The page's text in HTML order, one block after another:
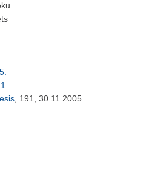
, 191, 30.11.2005.